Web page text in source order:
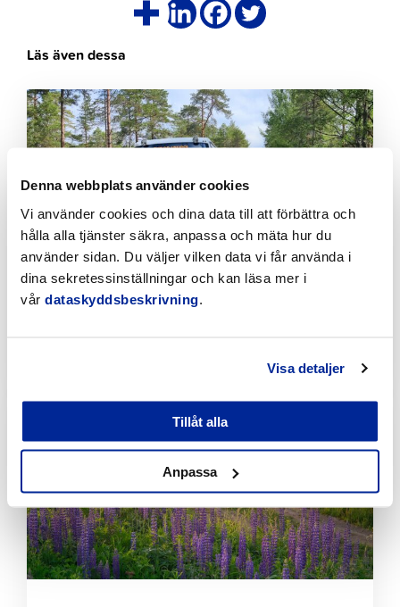
Denna webbplats använder cookies
Vi använder cookies och dina data till att förbättra och
hålla alla tjänster säkra, anpassa och mäta hur du
använder sidan. Du väljer vilken data vi får använda i
dina sekretessinställningar och kan läsa mer i
vår dataskyddsbeskrivning
Visa detaljer
Tillåt alla
Anpassa
Läs även dessa
Klicka
för
att
artikeln
läsa